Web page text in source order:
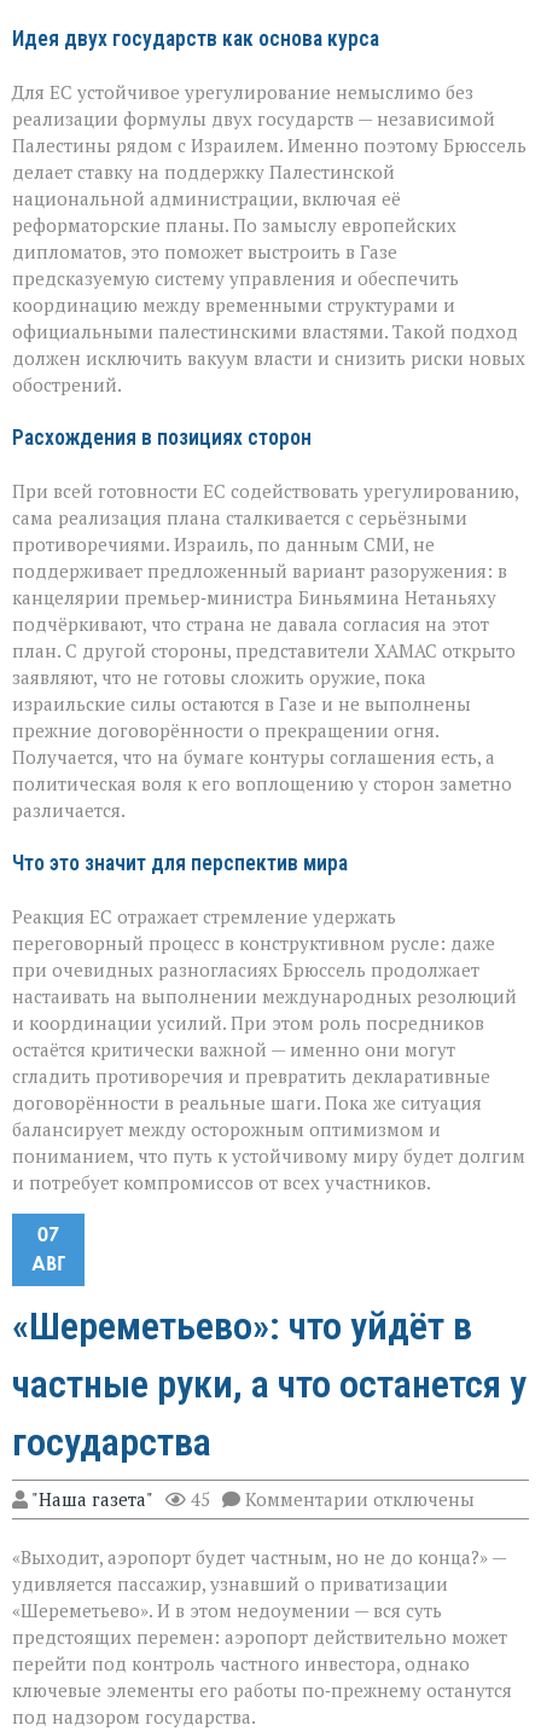
Идея двух государств как основа курса
Для ЕС устойчивое урегулирование немыслимо без
реализации формулы двух государств — независимой
Палестины рядом с Израилем. Именно поэтому Брюссель
делает ставку на поддержку Палестинской
национальной администрации, включая её
реформаторские планы. По замыслу европейских
дипломатов, это поможет выстроить в Газе
предсказуемую систему управления и обеспечить
координацию между временными структурами и
официальными палестинскими властями. Такой подход
должен исключить вакуум власти и снизить риски новых
обострений.
Расхождения в позициях сторон
При всей готовности ЕС содействовать урегулированию,
сама реализация плана сталкивается с серьёзными
противоречиями. Израиль, по данным СМИ, не
поддерживает предложенный вариант разоружения: в
канцелярии премьер‑министра Биньямина Нетаньяху
подчёркивают, что страна не давала согласия на этот
план. С другой стороны, представители ХАМАС открыто
заявляют, что не готовы сложить оружие, пока
израильские силы остаются в Газе и не выполнены
прежние договорённости о прекращении огня.
Получается, что на бумаге контуры соглашения есть, а
политическая воля к его воплощению у сторон заметно
различается.
Что это значит для перспектив мира
Реакция ЕС отражает стремление удержать
переговорный процесс в конструктивном русле: даже
при очевидных разногласиях Брюссель продолжает
настаивать на выполнении международных резолюций
и координации усилий. При этом роль посредников
остаётся критически важной — именно они могут
сгладить противоречия и превратить декларативные
договорённости в реальные шаги. Пока же ситуация
балансирует между осторожным оптимизмом и
пониманием, что путь к устойчивому миру будет долгим
и потребует компромиссов от всех участников.
07
АВГ
«Шереметьево»: что уйдёт в
частные руки, а что останется у
государства
"Наша газета" 45 Комментарии к
записи
что
уйдёт
частные
руки,
а
что
останется
отключены
«Выходит, аэропорт будет частным, но не до конца?» —
удивляется пассажир, узнавший о приватизации
«Шереметьево». И в этом недоумении — вся суть
предстоящих перемен: аэропорт действительно может
перейти под контроль частного инвестора, однако
ключевые элементы его работы по‑прежнему останутся
под надзором государства.